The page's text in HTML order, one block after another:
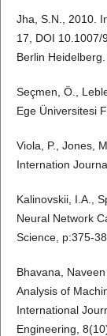
Jha, S.N., 2010.
17, DOI 10.1007/
Berlin Heidelberg.
Seçmen, Ö.,
Ege Üniversitesi
Viola, P., Jones,
Internation
Kalinovskii, I.A.,
Neural Network
Science, p:375-
Bhavana,
Analysis of
International
Engineering,